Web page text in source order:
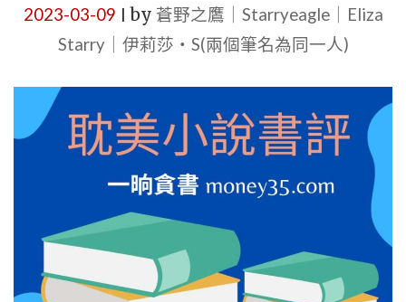
2023-03-09 by 蒼野之鷹｜Starryeagle｜Eliza
Starry｜伊莉莎・S(兩個筆名為同一人)